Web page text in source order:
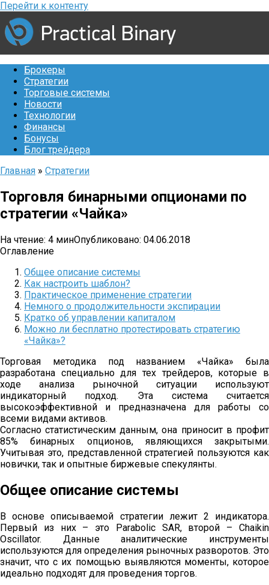
Перейти к контенту
Брокеры
Стратегии
Торговые системы
Новости
Технологии
Финансы
Бонусы
Блог трейдера
Главная » Стратегии
Торговля бинарными опционами по
стратегии «Чайка»
На чтение: 4 минОпубликовано: 04.06.2018
Оглавление
Общее описание системы
Как настроить шаблон?
Практическое применение стратегии
Немного о продолжительности экспирации
Кратко об управлении капиталом
Можно ли бесплатно протестировать стратегию
«Чайка»?
Торговая методика под названием «Чайка» была
разработана специально для тех трейдеров, которые в
ходе анализа рыночной ситуации используют
индикаторный подход. Эта система считается
высокоэффективной и предназначена для работы со
всеми видами активов.
Согласно статистическим данным, она приносит в профит
85% бинарных опционов, являющихся закрытыми.
Учитывая это, представленной стратегией пользуются как
новички, так и опытные биржевые спекулянты.
Общее описание системы
В основе описываемой стратегии лежит 2 индикатора.
Первый из них – это Parabolic SAR, второй – Chaikin
Oscillator. Данные аналитические инструменты
используются для определения рыночных разворотов. Это
значит, что с их помощью выявляются моменты, которое
идеально подходят для проведения торгов.